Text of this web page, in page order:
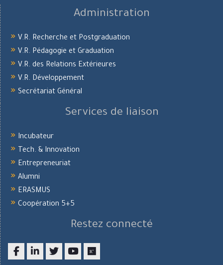
Administration
V.R. Recherche et Postgraduation
V.R. Pédagogie et Graduation
V.R. des Relations Extérieures
V.R. Développement
Secrétariat Général
Services de liaison
Incubateur
Tech. & Innovation
Entrepreneuriat
Alumni
ERASMUS
Coopération 5+5
Restez connecté